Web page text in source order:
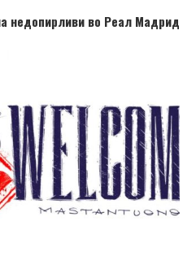
недопирливи во Реал Мадрид